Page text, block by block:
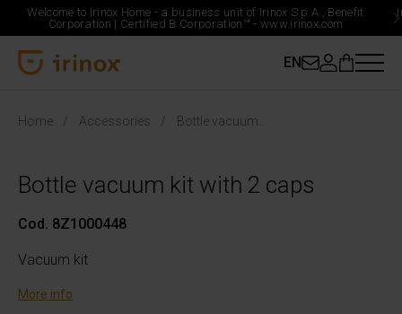
Welcome to Irinox Home - a business unit of Irinox S.p.A., Benefit
Corporation | Certified B Corporation™ - www.irinox.com
EN
Home Accessories
Bottle vacuum kit with 2 caps
Cod. 8Z1000448
Vacuum kit
More info